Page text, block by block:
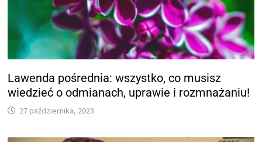
Lawenda pośrednia: wszystko, co musisz
wiedzieć o odmianach, uprawie i rozmnażaniu!
27 października, 2023